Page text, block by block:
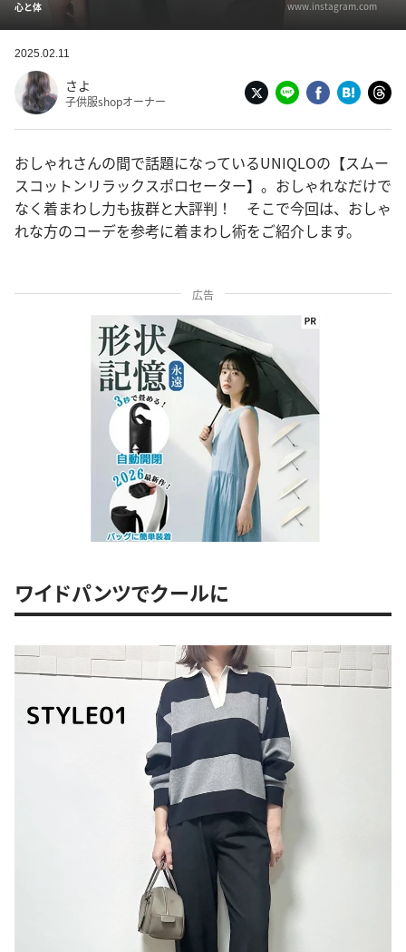
心と体 www.instagram.com
2025.02.11
さよ
子供服shopオーナー
おしゃれさんの間で話題になっているUNIQLOの【スムー
スコットンリラックスポロセーター】。おしゃれなだけで
なく着まわし力も抜群と大評判！ そこで今回は、おしゃ
れな方のコーデを参考に着まわし術をご紹介します。
広告
ワイドパンツでクールに